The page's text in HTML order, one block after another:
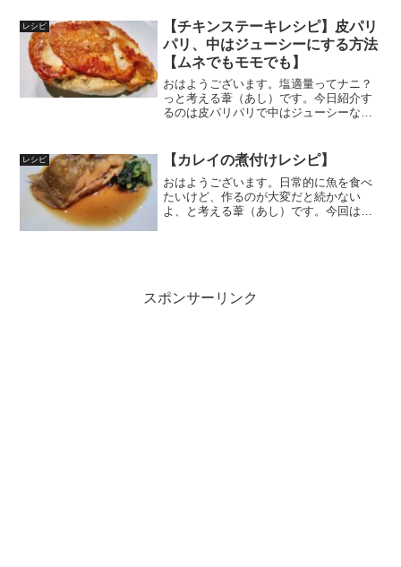
がいくつか実験した中からいちばんカン
タンで美味しかったフレン...
レシピ
【チキンステーキレシピ】皮パリ
パリ、中はジューシーにする方法
【ムネでもモモでも】
おはようございます。塩適量ってナニ？
っと考える葦（あし）です。今日紹介す
るのは皮パリパリで中はジューシーなチ
めは弱火で作りなさい」という本を参考
にしました。水島さんのレ...
レシピ 【カレイの煮付けレシピ】
おはようございます。日常的に魚を食べ
たいけど、作るのが大変だと続かない
よ、と考える葦（あし）です。今回はワ
スポンサーリンク